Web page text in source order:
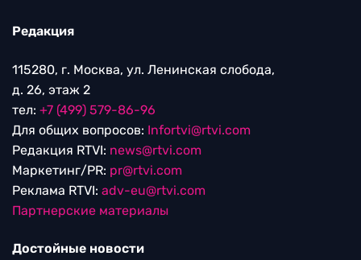
Редакция
115280, г. Москва, ул. Ленинская слобода,
д. 26, этаж 2
тел: +7 (499) 579-86-96
Для общих вопросов: Infortvi@rtvi.com
Редакция RTVI: news@rtvi.com
Маркетинг/PR: pr@rtvi.com
Реклама RTVI: adv-eu@rtvi.com
Партнерские материалы
Достойные новости